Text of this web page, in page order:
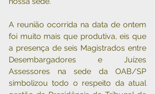
A reunião ocorrida na data de ontem
foi muito mais que produtiva, eis que
a presença de seis Magistrados entre
Desembargadores e Juízes
Assessores na sede da OAB/SP
simbolizou todo o respeito da atual